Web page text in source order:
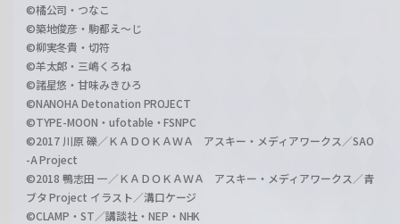
©橘公司・つなこ
©築地俊彦・駒都え～じ
©柳実冬貴・切符
©羊太郎・三嶋くろね
©諸星悠・甘味みきひろ
©NANOHA Detonation PROJECT
©TYPE-MOON・ufotable・FSNPC
©2017 川原 礫／ＫＡＤＯＫＡＷＡ アスキー・メディアワークス／SAO
-A Project
©2018 鴨志田 一／ＫＡＤＯＫＡＷＡ アスキー・メディアワークス／青
ブタ Project イラスト／溝口ケージ
©CLAMP・ST／講談社・NEP・NHK